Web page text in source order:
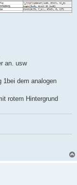
an. usw
1bei dem analogen
rotem Hintergrund